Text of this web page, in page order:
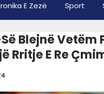
E Zezë Sport
Blejnë Vetëm
Rritje E Re